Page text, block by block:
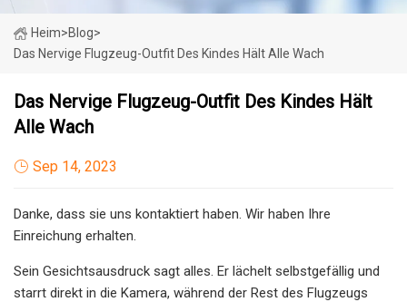
Heim>Blog>
Das Nervige Flugzeug-Outfit Des Kindes Hält Alle Wach
Das Nervige Flugzeug-Outfit Des Kindes Hält
Alle Wach
Sep 14, 2023
Danke, dass sie uns kontaktiert haben. Wir haben Ihre
Einreichung erhalten.
Sein Gesichtsausdruck sagt alles. Er lächelt selbstgefällig und
starrt direkt in die Kamera, während der Rest des Flugzeugs